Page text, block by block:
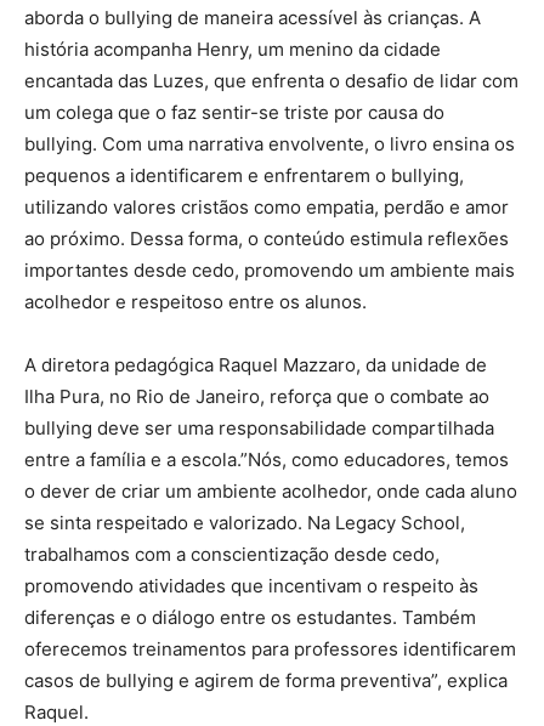
aborda o bullying de maneira acessível às crianças. A
história acompanha Henry, um menino da cidade
encantada das Luzes, que enfrenta o desafio de lidar com
um colega que o faz sentir-se triste por causa do
bullying. Com uma narrativa envolvente, o livro ensina os
pequenos a identificarem e enfrentarem o bullying,
utilizando valores cristãos como empatia, perdão e amor
ao próximo. Dessa forma, o conteúdo estimula reflexões
importantes desde cedo, promovendo um ambiente mais
acolhedor e respeitoso entre os alunos.
A diretora pedagógica Raquel Mazzaro, da unidade de
Ilha Pura, no Rio de Janeiro, reforça que o combate ao
bullying deve ser uma responsabilidade compartilhada
entre a família e a escola.”Nós, como educadores, temos
o dever de criar um ambiente acolhedor, onde cada aluno
se sinta respeitado e valorizado. Na Legacy School,
trabalhamos com a conscientização desde cedo,
promovendo atividades que incentivam o respeito às
diferenças e o diálogo entre os estudantes. Também
oferecemos treinamentos para professores identificarem
casos de bullying e agirem de forma preventiva”, explica
Raquel.